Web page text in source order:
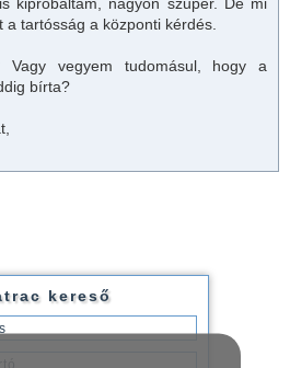
tartósság a központi kérdés.
Vagy vegyem tudomásul, hogy a
bírta?
kereső